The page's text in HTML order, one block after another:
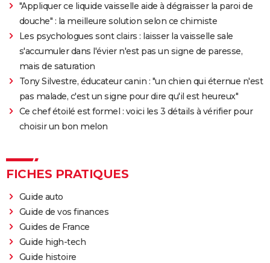
"Appliquer ce liquide vaisselle aide à dégraisser la paroi de
douche" : la meilleure solution selon ce chimiste
Les psychologues sont clairs : laisser la vaisselle sale
s'accumuler dans l'évier n'est pas un signe de paresse,
mais de saturation
Tony Silvestre, éducateur canin : "un chien qui éternue n'est
pas malade, c'est un signe pour dire qu'il est heureux"
Ce chef étoilé est formel : voici les 3 détails à vérifier pour
choisir un bon melon
FICHES PRATIQUES
Guide auto
Guide de vos finances
Guides de France
Guide high-tech
Guide histoire